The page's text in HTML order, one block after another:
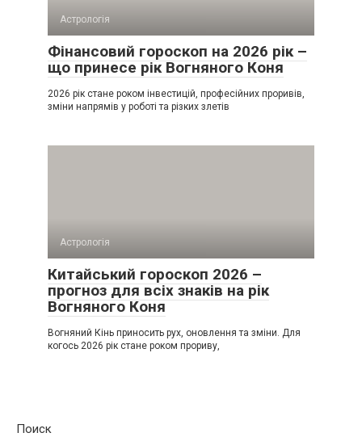
Астрологія
Фінансовий гороскоп на 2026 рік –
що принесе рік Вогняного Коня
2026 рік стане роком інвестицій, професійних проривів,
зміни напрямів у роботі та різких злетів
Астрологія
Китайський гороскоп 2026 –
прогноз для всіх знаків на рік
Вогняного Коня
Вогняний Кінь приносить рух, оновлення та зміни. Для
когось 2026 рік стане роком прориву,
Поиск